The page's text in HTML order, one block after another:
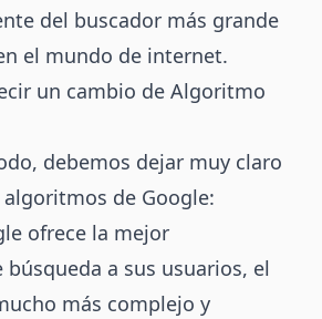
del buscador más grande
el mundo de internet.
un cambio de Algoritmo
debemos dejar muy claro
de Google:
ofrece la mejor
búsqueda a sus usuarios, el
más complejo y